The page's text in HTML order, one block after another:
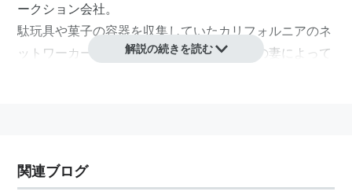
ークション会社。
駄玩具や菓子の容器を収集していたカリフォルニアのネ
ットワーカー，ピエール・オミダイアとその妻によって
月に撤退した。日本の「
本来のオークションに近い。落札者が出品者に代金を支
解説の続きを読む
関連ブログ